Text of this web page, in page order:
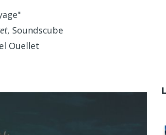
, Soundscube
Ouellet